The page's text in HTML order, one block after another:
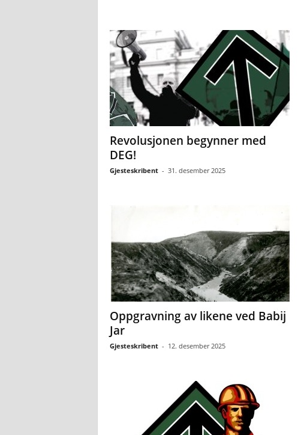
Revolusjonen begynner med
DEG!
Gjesteskribent - 31. desember 2025
Oppgravning av likene ved Babij
Jar
Gjesteskribent - 12. desember 2025